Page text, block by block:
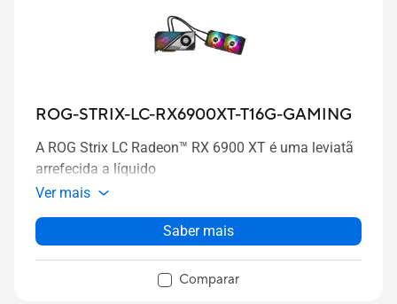
ROG-STRIX-LC-RX6900XT-T16G-GAMING
A ROG Strix LC Radeon™ RX 6900 XT é uma leviatã
arrefecida a líquido
Ver mais
Saber mais
Comparar